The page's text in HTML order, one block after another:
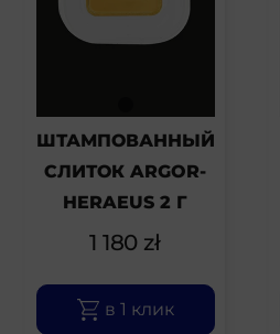
ШТАМПОВАННЫЙ
СЛИТОК ARGOR-
HERAEUS 2 Г
1 180 zł
в 1 клик